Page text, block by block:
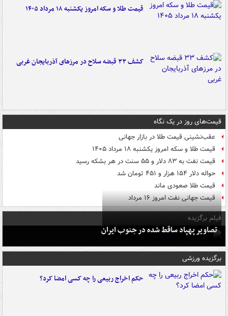
قیمت طلا و سکه امروز یکشنبه ۱۸ مرداد ۱۴۰۵
کشف ۳۳ قبضه سلاح در مرزهای آذربایجان غربی
قیمت‌های روز در یک نگاه
عقب‌نشینی قیمت طلا در بازار جهانی
قیمت طلا و سکه امروز یکشنبه ۱۸ مرداد ۱۴۰۵
قیمت نفت به ۸۳ دلار و ۵۵ سنت در هر بشکه رسید
حواله دلار ۱۵۴ هزار و ۴۵۱ تومان شد
قیمت طلا صعودی ماند
قیمت جهانی نفت امروز ۱۶ مرداد
فیلم برگزیده
تصاویر پهپاد ساقط شده در جنوب ایران
برگزیده ورزشی
حکم اخراج ربیعی را چه کسی امضا کرد؟